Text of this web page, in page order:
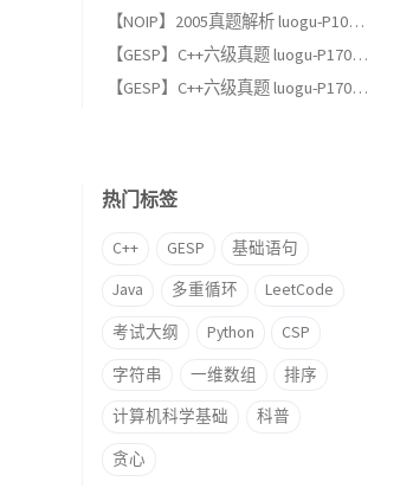
【NOIP】2005真题解析 luogu-P1048 采药（适合GESP六级以上练习）
【GESP】C++六级真题 luogu-P17013, [GESP202606 六级] 满二叉树
【GESP】C++六级真题 luogu-P17012, [GESP202606 六级] 条形蛋糕
热门标签
C++ GESP 基础语句
Java 多重循环 LeetCode
考试大纲 Python CSP
字符串 一维数组 排序
计算机科学基础 科普
贪心